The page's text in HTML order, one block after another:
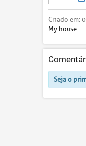
Criado em:
My house
Seja o